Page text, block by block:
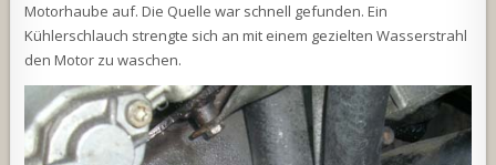
Motorhaube auf. Die Quelle war schnell gefunden. Ein
Kühlerschlauch strengte sich an mit einem gezielten Wasserstrahl
den Motor zu waschen.